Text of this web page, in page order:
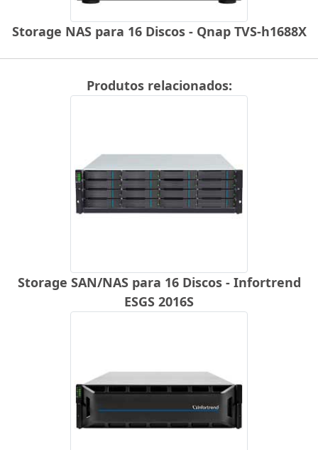
Storage NAS para 16 Discos - Qnap TVS-h1688X
Produtos relacionados:
Storage SAN/NAS para 16 Discos - Infortrend
ESGS 2016S